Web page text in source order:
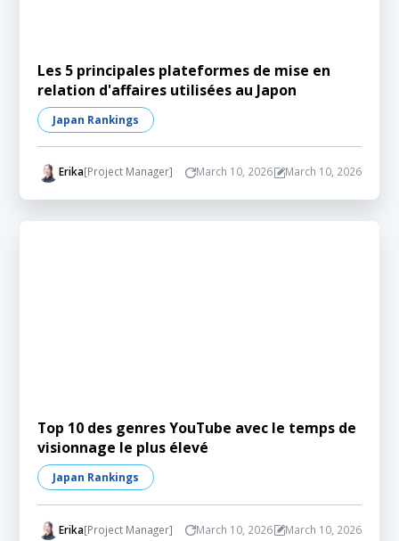
Les 5 principales plateformes de mise en
relation d'affaires utilisées au Japon
Japan Rankings
Erika[Project Manager] March 10, 2026 March 10, 2026
Top 10 des genres YouTube avec le temps de
visionnage le plus élevé
Japan Rankings
Erika[Project Manager] March 10, 2026 March 10, 2026